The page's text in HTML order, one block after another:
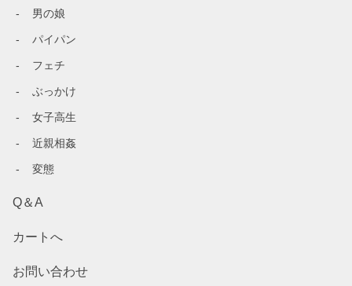
男の娘
パイパン
フェチ
ぶっかけ
女子高生
近親相姦
変態
Q＆A
カートへ
お問い合わせ